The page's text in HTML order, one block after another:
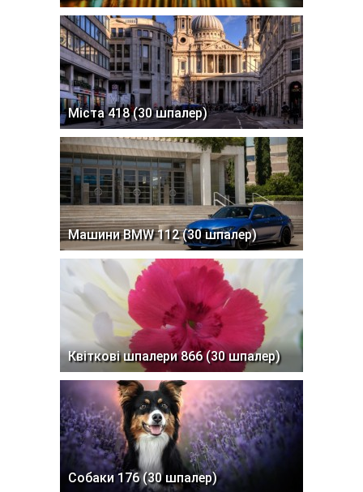
Міста 418 (30 шпалер)
Машини BMW 112 (30 шпалер)
Квіткові шпалери 866 (30 шпалер)
Собаки 176 (30 шпалер)